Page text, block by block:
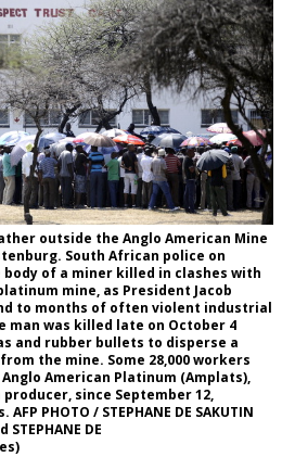
outside the Anglo American Mine
South African police on
of a miner killed in clashes with
mine, as President Jacob
to months of often violent industrial
man was killed late on October 4
and rubber bullets to disperse a
the mine. Some 28,000 workers
American Platinum (Amplats),
since September 12,
PHOTO / STEPHANE DE SAKUTIN
DE